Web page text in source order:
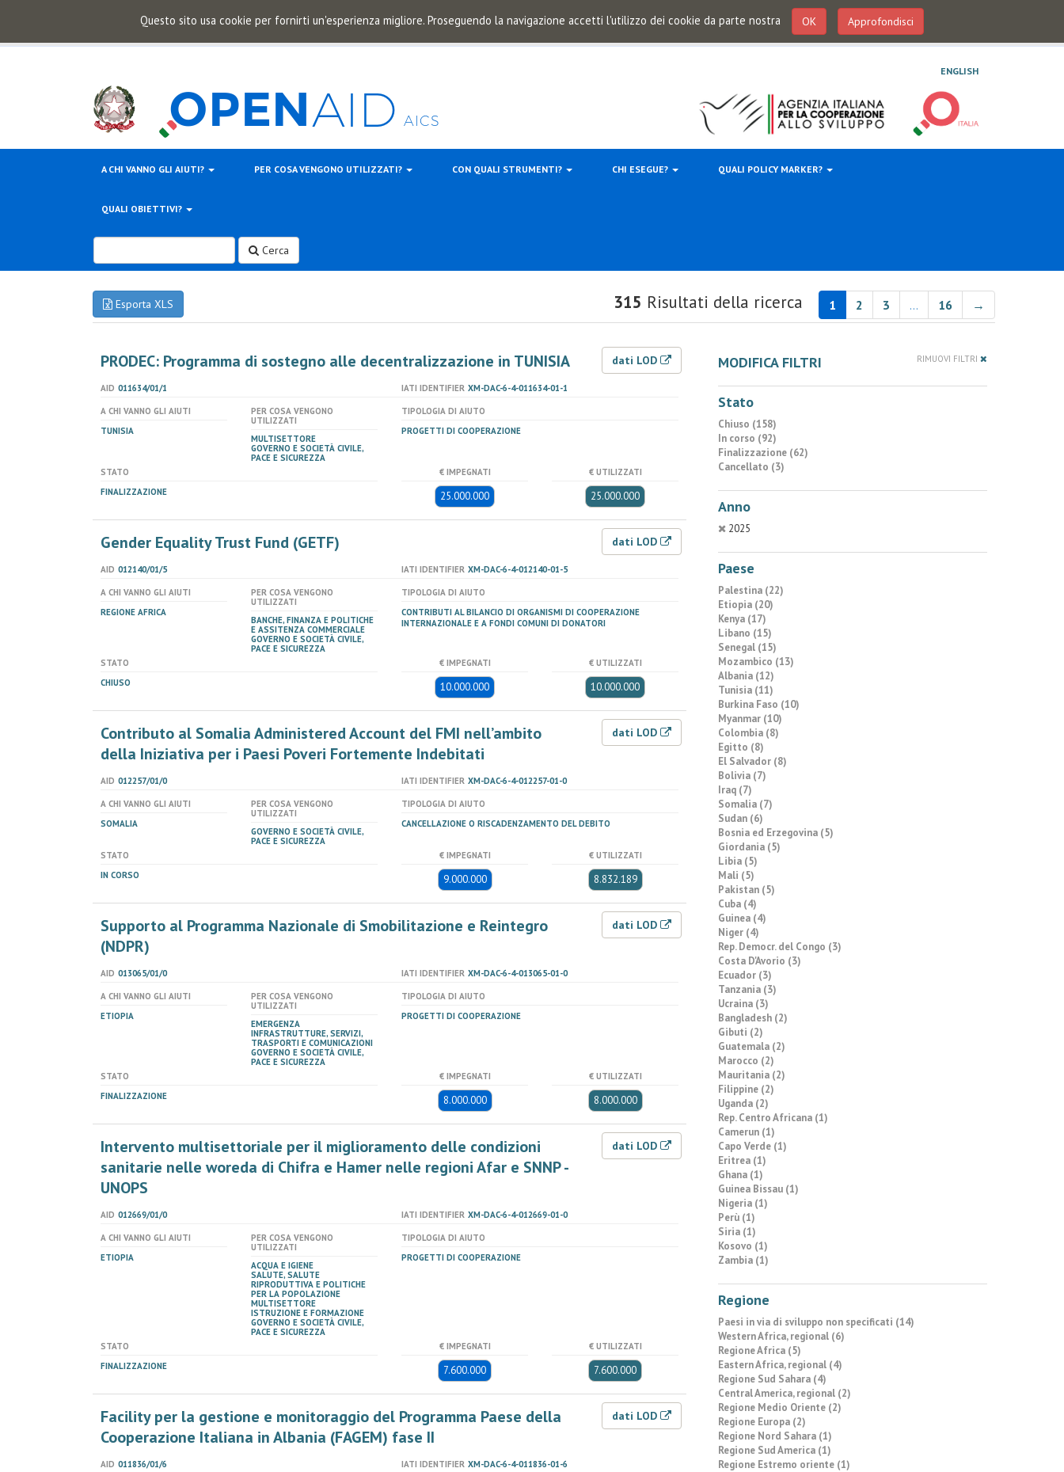
Questo sito usa cookie per fornirti un'esperienza migliore. Proseguendo la navigazione accetti l'utilizzo dei cookie da parte nostra OK Approfondisci
ENGLISH
A CHI VANNO GLI AIUTI? PER COSA VENGONO UTILIZZATI? CON QUALI STRUMENTI? CHI ESEGUE? QUALI POLICY MARKER?
QUALI OBIETTIVI?
Cerca
Esporta XLS 1 2 3 … 16 →
315 Risultati della ricerca
PRODEC: Programma di sostegno alle decentralizzazione in TUNISIA dati LOD
AID 011634/01/1 IATI IDENTIFIER XM-DAC-6-4-011634-01-1
A CHI VANNO GLI AIUTI
TUNISIA
PER COSA VENGONO
UTILIZZATI
MULTISETTORE
GOVERNO E SOCIETÀ CIVILE,
PACE E SICUREZZA
TIPOLOGIA DI AIUTO
PROGETTI DI COOPERAZIONE
STATO
FINALIZZAZIONE
€ IMPEGNATI
25.000.000
€ UTILIZZATI
25.000.000
Gender Equality Trust Fund (GETF) dati LOD
AID 012140/01/5 IATI IDENTIFIER XM-DAC-6-4-012140-01-5
A CHI VANNO GLI AIUTI
REGIONE AFRICA
PER COSA VENGONO
UTILIZZATI
BANCHE, FINANZA E POLITICHE
E ASSITENZA COMMERCIALE
GOVERNO E SOCIETÀ CIVILE,
PACE E SICUREZZA
TIPOLOGIA DI AIUTO
CONTRIBUTI AL BILANCIO DI ORGANISMI DI COOPERAZIONE
INTERNAZIONALE E A FONDI COMUNI DI DONATORI
STATO
CHIUSO
€ IMPEGNATI
10.000.000
€ UTILIZZATI
10.000.000
Contributo al Somalia Administered Account del FMI nell’ambito
della Iniziativa per i Paesi Poveri Fortemente Indebitati
dati LOD
AID 012257/01/0 IATI IDENTIFIER XM-DAC-6-4-012257-01-0
A CHI VANNO GLI AIUTI
SOMALIA
PER COSA VENGONO
UTILIZZATI
GOVERNO E SOCIETÀ CIVILE,
PACE E SICUREZZA
TIPOLOGIA DI AIUTO
CANCELLAZIONE O RISCADENZAMENTO DEL DEBITO
STATO
IN CORSO
€ IMPEGNATI
9.000.000
€ UTILIZZATI
8.832.189
Supporto al Programma Nazionale di Smobilitazione e Reintegro
(NDPR)
dati LOD
AID 013065/01/0 IATI IDENTIFIER XM-DAC-6-4-013065-01-0
A CHI VANNO GLI AIUTI
ETIOPIA
PER COSA VENGONO
UTILIZZATI
EMERGENZA
INFRASTRUTTURE, SERVIZI,
TRASPORTI E COMUNICAZIONI
GOVERNO E SOCIETÀ CIVILE,
PACE E SICUREZZA
TIPOLOGIA DI AIUTO
PROGETTI DI COOPERAZIONE
STATO
FINALIZZAZIONE
€ IMPEGNATI
8.000.000
€ UTILIZZATI
8.000.000
Intervento multisettoriale per il miglioramento delle condizioni
sanitarie nelle woreda di Chifra e Hamer nelle regioni Afar e SNNP -
UNOPS
dati LOD
AID 012669/01/0 IATI IDENTIFIER XM-DAC-6-4-012669-01-0
A CHI VANNO GLI AIUTI
ETIOPIA
PER COSA VENGONO
UTILIZZATI
ACQUA E IGIENE
SALUTE, SALUTE
RIPRODUTTIVA E POLITICHE
PER LA POPOLAZIONE
MULTISETTORE
ISTRUZIONE E FORMAZIONE
GOVERNO E SOCIETÀ CIVILE,
PACE E SICUREZZA
TIPOLOGIA DI AIUTO
PROGETTI DI COOPERAZIONE
STATO
FINALIZZAZIONE
€ IMPEGNATI
7.600.000
€ UTILIZZATI
7.600.000
Facility per la gestione e monitoraggio del Programma Paese della
Cooperazione Italiana in Albania (FAGEM) fase II
dati LOD
AID 011836/01/6 IATI IDENTIFIER XM-DAC-6-4-011836-01-6
MODIFICA FILTRI RIMUOVI FILTRI
Stato
Chiuso (158)
In corso (92)
Finalizzazione (62)
Cancellato (3)
Anno
2025
Paese
Palestina (22)
Etiopia (20)
Kenya (17)
Libano (15)
Senegal (15)
Mozambico (13)
Albania (12)
Tunisia (11)
Burkina Faso (10)
Myanmar (10)
Colombia (8)
Egitto (8)
El Salvador (8)
Bolivia (7)
Iraq (7)
Somalia (7)
Sudan (6)
Bosnia ed Erzegovina (5)
Giordania (5)
Libia (5)
Mali (5)
Pakistan (5)
Cuba (4)
Guinea (4)
Niger (4)
Rep. Democr. del Congo (3)
Costa D'Avorio (3)
Ecuador (3)
Tanzania (3)
Ucraina (3)
Bangladesh (2)
Gibuti (2)
Guatemala (2)
Marocco (2)
Mauritania (2)
Filippine (2)
Uganda (2)
Rep. Centro Africana (1)
Camerun (1)
Capo Verde (1)
Eritrea (1)
Ghana (1)
Guinea Bissau (1)
Nigeria (1)
Perù (1)
Siria (1)
Kosovo (1)
Zambia (1)
Regione
Paesi in via di sviluppo non specificati (14)
Western Africa, regional (6)
Regione Africa (5)
Eastern Africa, regional (4)
Regione Sud Sahara (4)
Central America, regional (2)
Regione Medio Oriente (2)
Regione Europa (2)
Regione Nord Sahara (1)
Regione Sud America (1)
Regione Estremo oriente (1)